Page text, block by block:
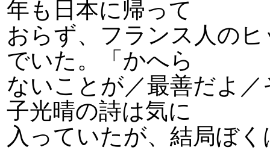
年も日本に帰って
おらず、フランス人の
でいた。「かへら
ないことが／最善だよ
子光晴の詩は気に
入っていたが、結局ぼ